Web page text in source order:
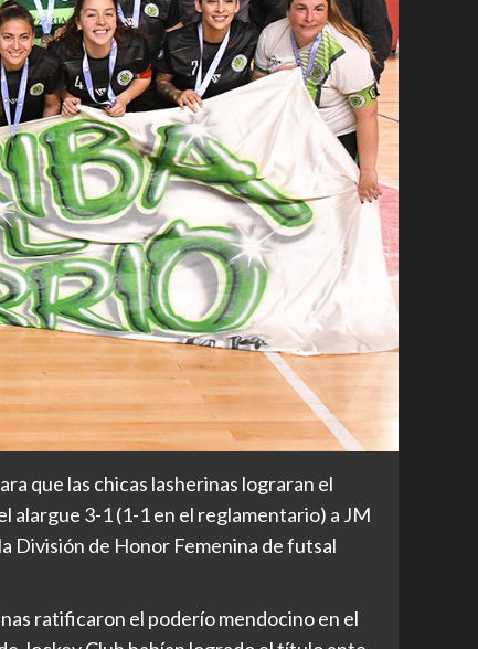
que las chicas lasherinas lograran el
alargue 3-1 (1-1 en el reglamentario) a JM
División de Honor Femenina de futsal
ratificaron el poderío mendocino en el